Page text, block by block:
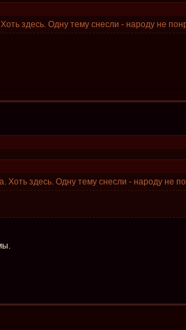
здесь. Одну тему снесли - народу не
Хоть здесь. Одну тему снесли - народу не